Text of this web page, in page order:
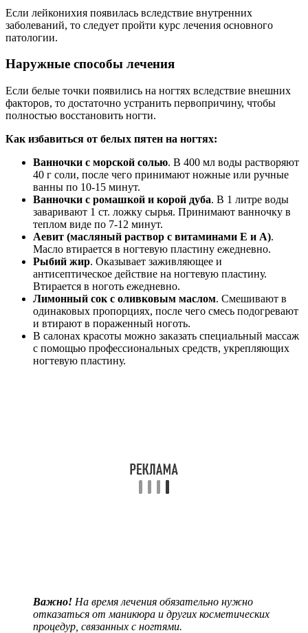
Если лейконихия появилась вследствие внутренних
заболеваний, то следует пройти курс лечения основного
патологии.
Наружные способы лечения
Если белые точки появились на ногтях вследствие внешних
факторов, то достаточно устранить первопричину, чтобы
полностью восстановить ногти.
Как избавиться от белых пятен на ногтях:
Ванночки с морской солью. В 400 мл воды растворяют
40 г соли, после чего принимают ножные или ручные
ванны по 10-15 минут.
Ванночки с ромашкой и корой дуба. В 1 литре воды
заваривают 1 ст. ложку сырья. Принимают ванночку в
теплом виде по 7-12 минут.
Аевит (масляный раствор с витаминами Е и А).
Масло втирается в ногтевую пластину ежедневно.
Рыбий жир. Оказывает заживляющее и
антисептическое действие на ногтевую пластину.
Втирается в ноготь ежедневно.
Лимонный сок с оливковым маслом. Смешивают в
одинаковых пропорциях, после чего смесь подогревают
и втирают в пораженный ноготь.
В салонах красоты можно заказать специальный массаж
с помощью профессиональных средств, укрепляющих
ногтевую пластину.
Важно! На время лечения обязательно нужно
отказаться от маникюра и других косметических
процедур, связанных с ногтями.